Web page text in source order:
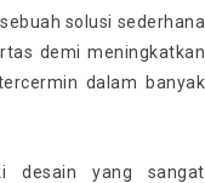
solusi sederhana
demi meningkatkan
dalam banyak
desain yang sangat